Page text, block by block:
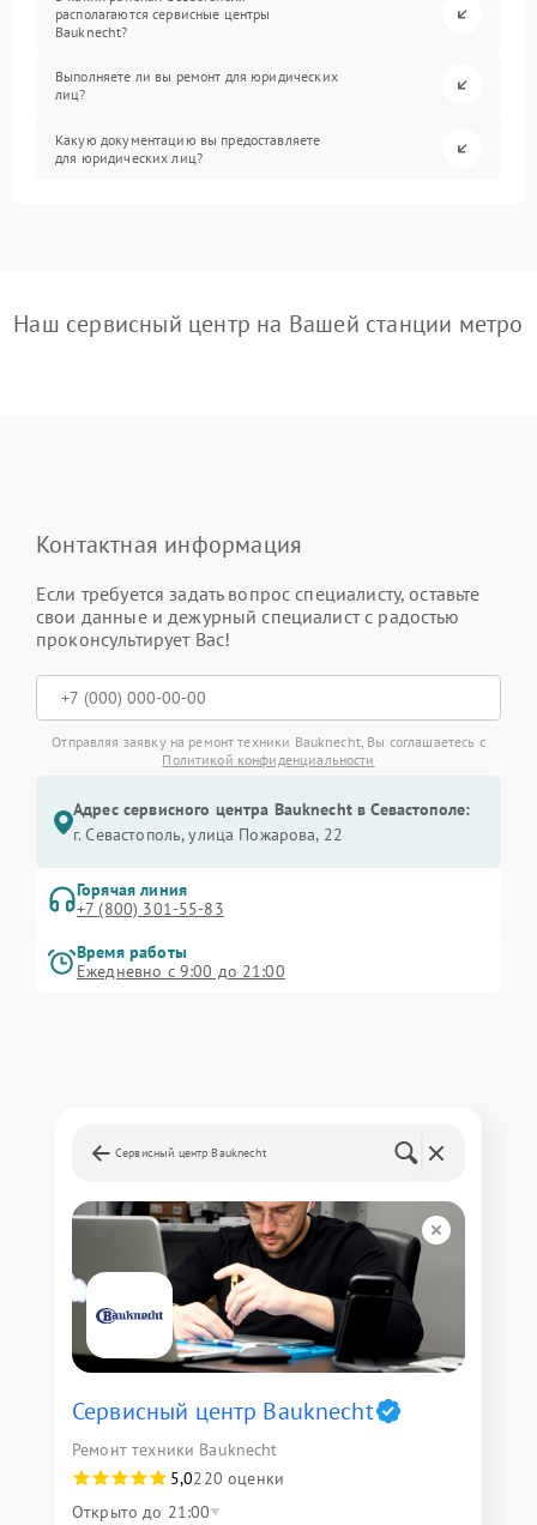
располагаются сервисные центры
Bauknecht?
Выполняете ли вы ремонт для юридических
лиц?
Какую документацию вы предоставляете
для юридических лиц?
Наш сервисный центр на Вашей станции метро
Контактная информация
Если требуется задать вопрос специалисту, оставьте
свои данные и дежурный специалист с радостью
проконсультирует Вас!
Отправляя заявку на ремонт техники Bauknecht, Вы соглашаетесь с
Политикой конфиденциальности
Адрес сервисного центра Bauknecht в Севастополе:
г. Севастополь, улица Пожарова, 22
Горячая линия
+7 (800) 301-55-83
Время работы
Ежедневно с 9:00 до 21:00
Сервисный центр Bauknecht
Сервисный центр Bauknecht
Ремонт техники Bauknecht
5,0220 оценки
Открыто до 21:00